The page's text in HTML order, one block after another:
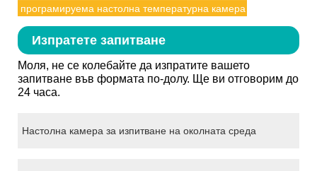
програмируема настолна температурна камера
Изпратете запитване
Моля, не се колебайте да изпратите вашето
запитване във формата по-долу. Ще ви отговорим до
24 часа.